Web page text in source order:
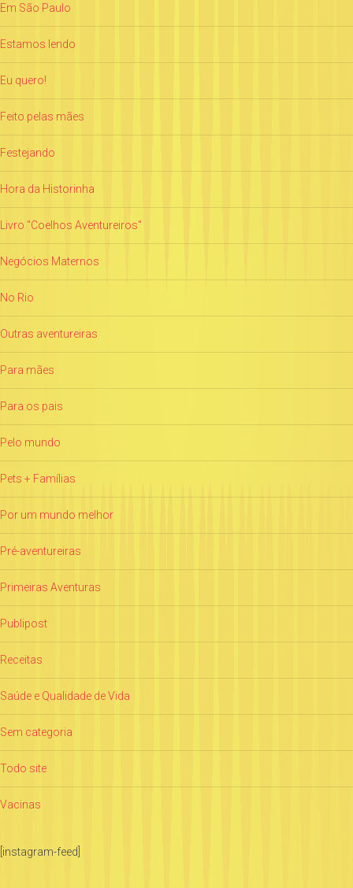
Em São Paulo
Estamos lendo
Eu quero!
Feito pelas mães
Festejando
Hora da Historinha
Livro "Coelhos Aventureiros"
Negócios Maternos
No Rio
Outras aventureiras
Para mães
Para os pais
Pelo mundo
Pets + Famílias
Por um mundo melhor
Pré-aventureiras
Primeiras Aventuras
Publipost
Receitas
Saúde e Qualidade de Vida
Sem categoria
Todo site
Vacinas
[instagram-feed]